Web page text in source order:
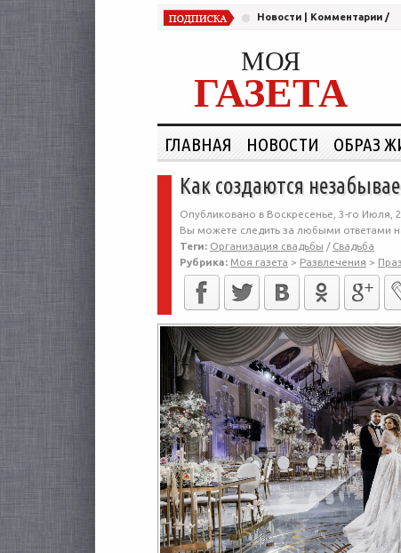
Новости Комментарии /
МОЯ
ГАЗЕТА
ГЛАВНАЯ НОВОСТИ ОБРАЗ
Как создаются
Опубликовано в Воскресенье, 3-го Июля,
Вы можете следить за любыми ответами
Теги: Организация свадьбы / Свадьба
Рубрика: Моя газета > Развлечения >